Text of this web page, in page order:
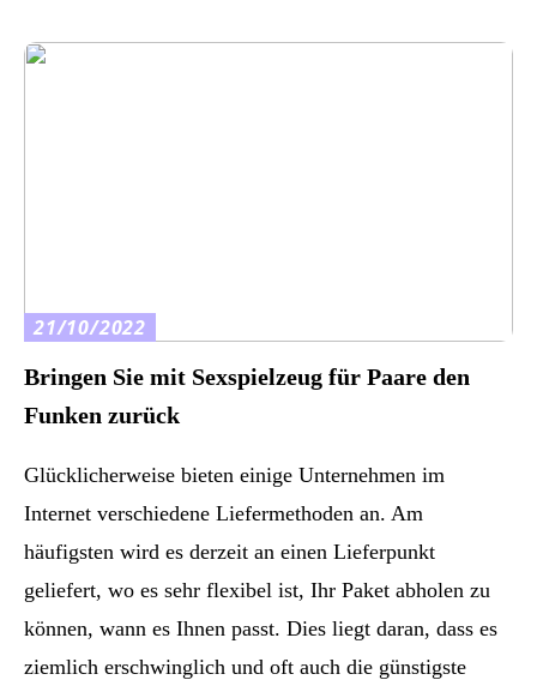
21/10/2022
Bringen Sie mit Sexspielzeug für Paare den
Funken zurück
Glücklicherweise bieten einige Unternehmen im
Internet verschiedene Liefermethoden an. Am
häufigsten wird es derzeit an einen Lieferpunkt
geliefert, wo es sehr flexibel ist, Ihr Paket abholen zu
können, wann es Ihnen passt. Dies liegt daran, dass es
ziemlich erschwinglich und oft auch die günstigste